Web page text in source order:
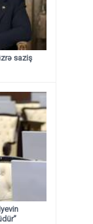
saziş